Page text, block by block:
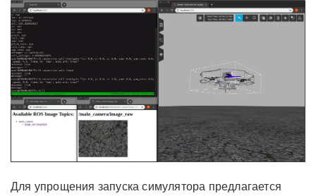
Для упрощения запуска симулятора предлагается